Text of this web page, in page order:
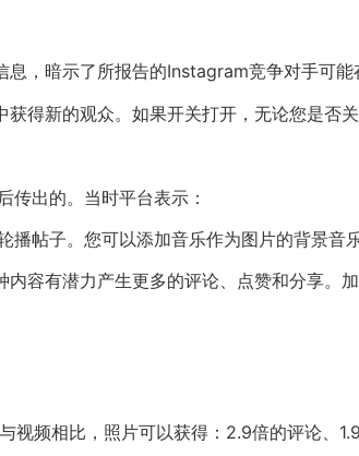
，暗示了所报告的Instagram竞争对手可能
得新的观众。如果开关打开，无论您是否
传出的。当时平台表示：
播帖子。您可以添加音乐作为图片的背景音
容有潜力产生更多的评论、点赞和分享。
视频相比，照片可以获得：2.9倍的评论、